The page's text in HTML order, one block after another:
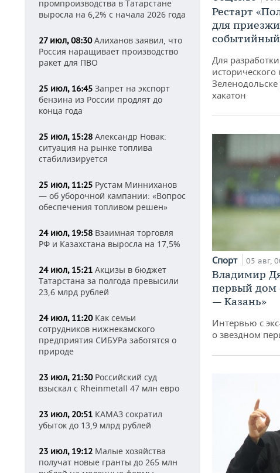
промпроизводства в Татарстане
выросла на 6,2% с начала 2026 года
27 июл, 08:30Алиханов заявил, что
Россия наращивает производство
ракет для ПВО
25 июл, 16:45 Запрет на экспорт
бензина из России продлят до
конца года
25 июл, 15:28 Александр Новак:
ситуация на рынке топлива
стабилизируется
25 июл, 11:25 Рустам Минниханов
— об уборочной кампании: «Вопрос
обеспечения топливом решен»
24 июл, 19:58 Взаимная торговля
РФ и Казахстана выросла на 17,5%
24 июл, 15:21 Акцизы в бюджет
Татарстана за полгода превысили
23,6 млрд рублей
24 июл, 11:20Как семьи
сотрудников нижнекамского
предприятия СИБУРа заботятся о
природе
23 июл, 21:30Российский суд
взыскал с Rheinmetall 47 млн евро
23 июл, 20:51 КАМАЗ сократил
убыток до 13,9 млрд рублей
23 июл, 19:12 Малые хозяйства
получат новые гранты до 265 млн
Рестарт
для
Для
исторического
хакатон
Спорт 05 авг,
Владимир
первый дом
— Казань»
Интервью с
о звездном